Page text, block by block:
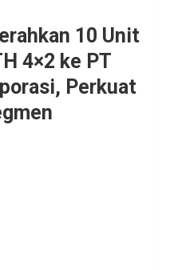
10 Unit
4×2 ke PT
Perkuat